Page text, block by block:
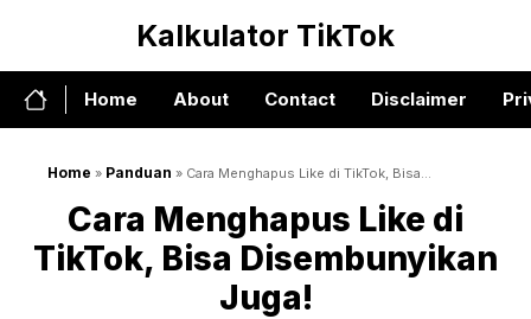
content
Kalkulator TikTok
Home About Contact Disclaimer
Home » Panduan » Cara Menghapus Like di TikTok, Bisa
Disembunyikan Juga!
Cara Menghapus Like di
TikTok, Bisa Disembunyikan
Juga!